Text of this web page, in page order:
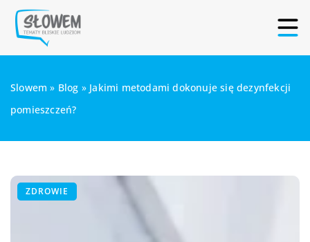
Slowem » Blog » Jakimi metodami dokonuje się dezynfekcji
pomieszczeń?
ZDROWIE